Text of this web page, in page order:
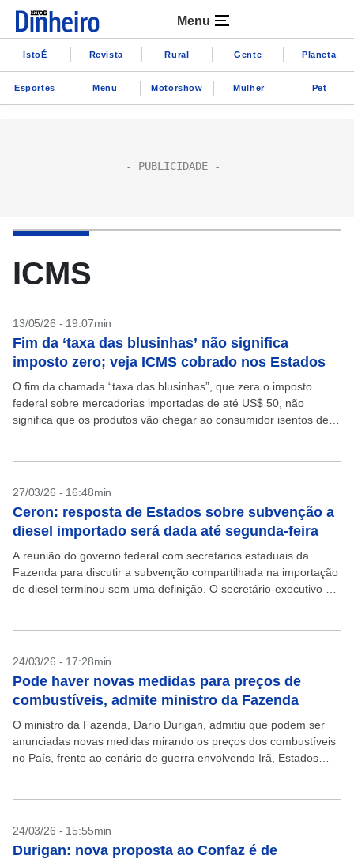
Menu
IstoÉ Revista Rural Gente Planeta
Esportes Menu Motorshow Mulher Pet
ICMS
13/05/26 - 19:07min
Fim da ‘taxa das blusinhas’ não significa
imposto zero; veja ICMS cobrado nos Estados
O fim da chamada “taxa das blusinhas”, que zera o imposto
federal sobre mercadorias importadas de até US$ 50, não
significa que os produtos vão chegar ao consumidor isentos de
27/03/26 - 16:48min
Ceron: resposta de Estados sobre subvenção a
diesel importado será dada até segunda-feira
A reunião do governo federal com secretários estaduais da
Fazenda para discutir a subvenção compartilhada na importação
de diesel terminou sem uma definição. O secretário-executivo do
24/03/26 - 17:28min
Pode haver novas medidas para preços de
combustíveis, admite ministro da Fazenda
O ministro da Fazenda, Dario Durigan, admitiu que podem ser
anunciadas novas medidas mirando os preços dos combustíveis
no País, frente ao cenário de guerra envolvendo Irã, Estados
24/03/26 - 15:55min
Durigan: nova proposta ao Confaz é de